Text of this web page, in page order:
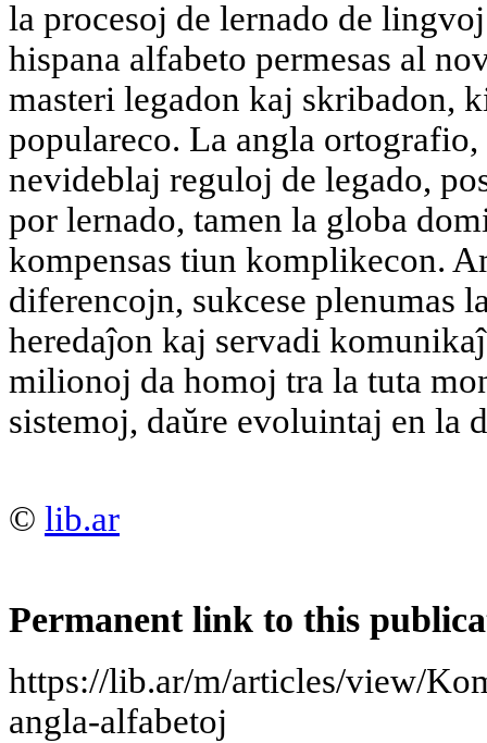
la procesoj de lernado de
hispana alfabeto permesas al
masteri legadon kaj skribadon,
populareco. La angla
nevideblaj reguloj de legado,
por lernado, tamen la globa
kompensas tiun komplikecon.
diferencojn, sukcese plenumas
heredaĵon kaj servadi
milionoj da homoj tra la tuta
sistemoj, daŭre evoluintaj en la
© lib.ar
Permanent link to this
https://lib.ar/m/articles/view/
angla-alfabetoj